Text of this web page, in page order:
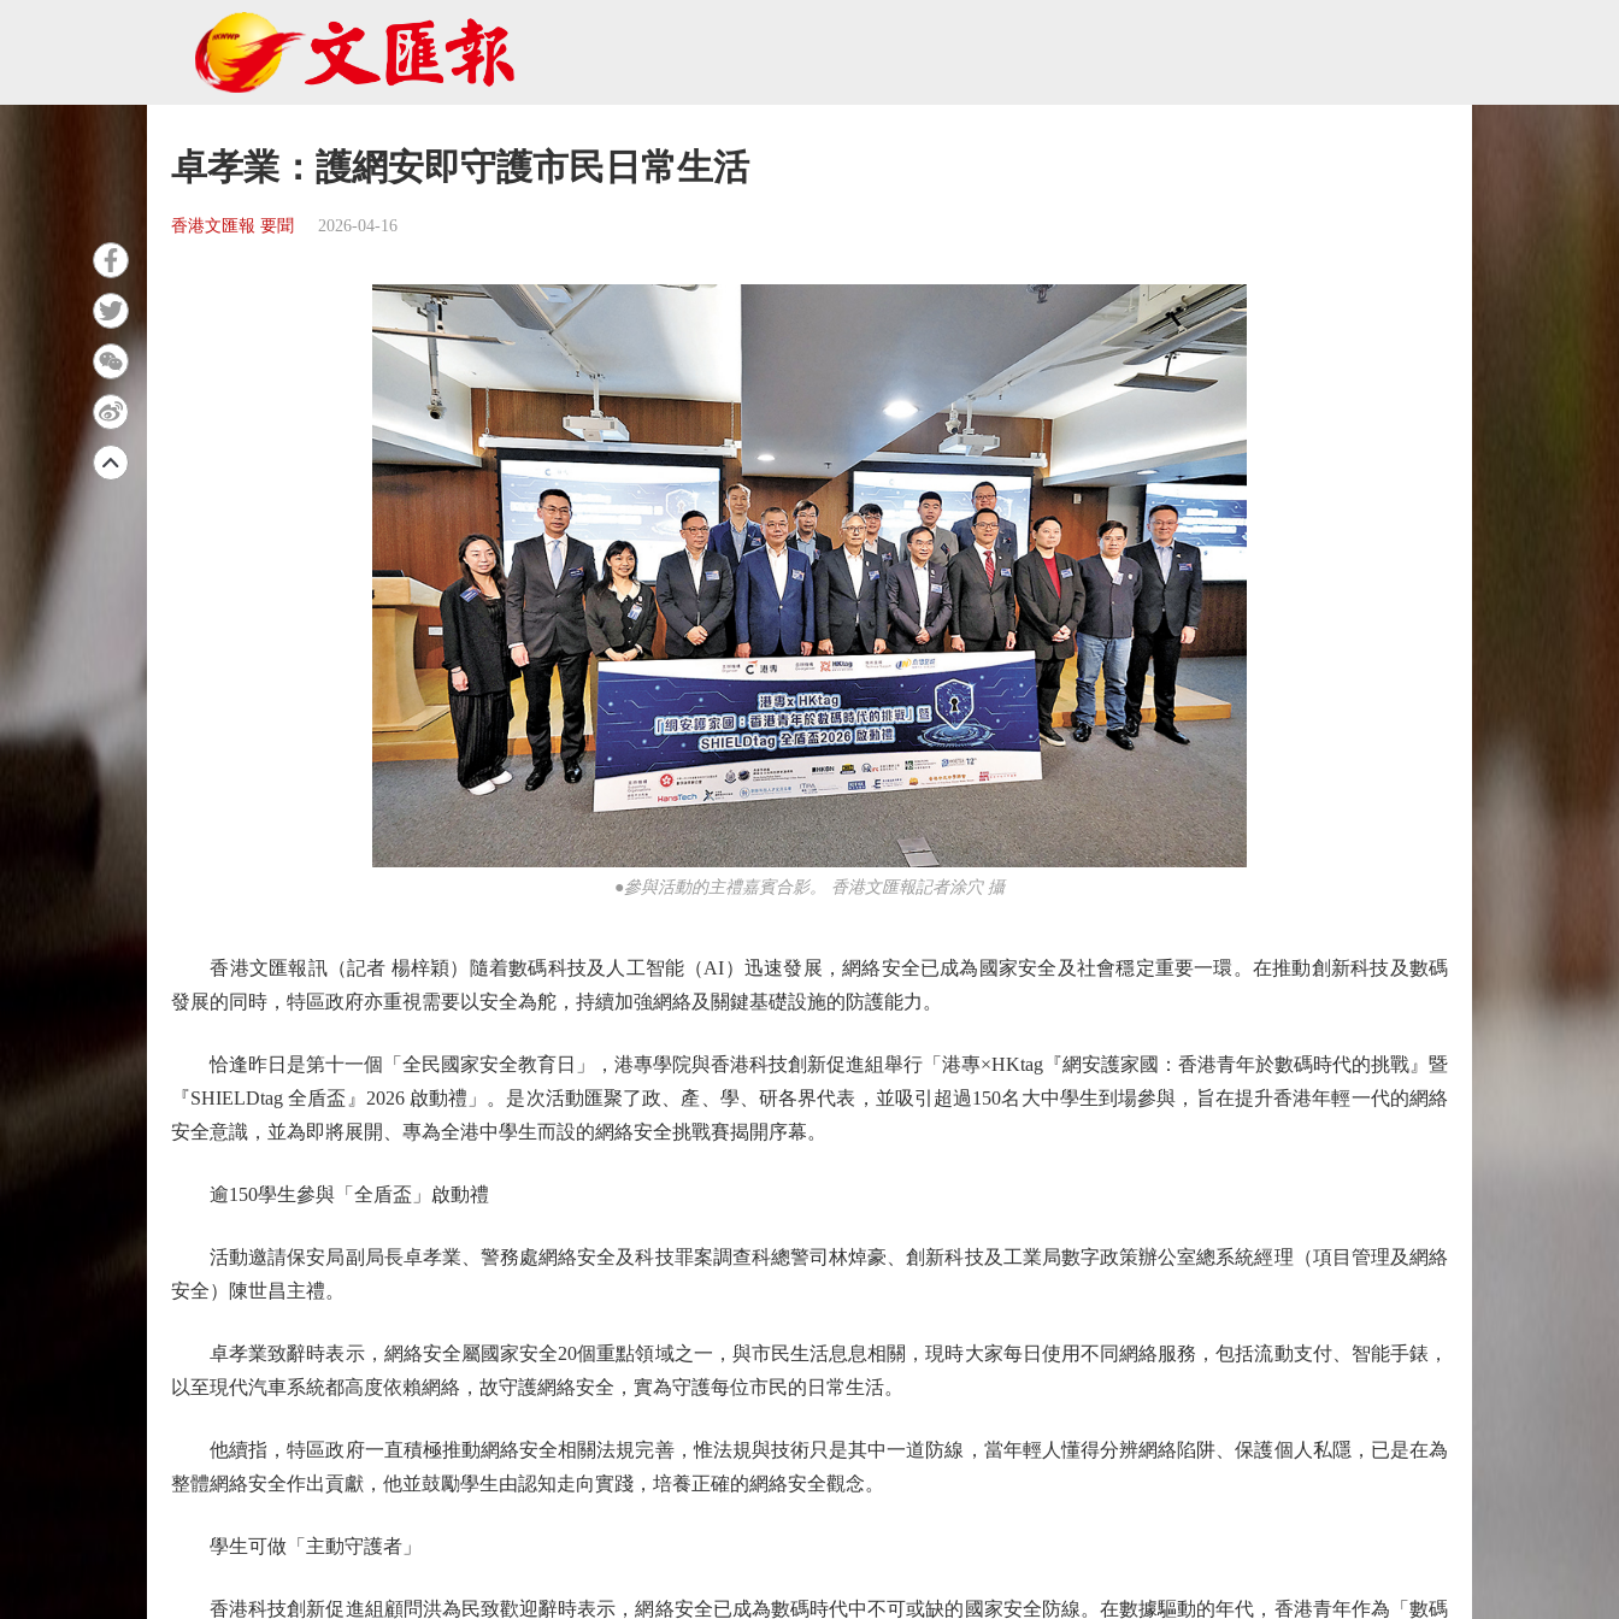
卓孝業：護網安即守護市民日常生活
香港文匯報 要聞 2026-04-16
●參與活動的主禮嘉賓合影。 香港文匯報記者涂穴 攝
香港文匯報訊（記者 楊梓穎）隨着數碼科技及人工智能（AI）迅速發展，網絡安全已成為國家安全及社會穩定重要一環。在推動創新科技及數碼
發展的同時，特區政府亦重視需要以安全為舵，持續加強網絡及關鍵基礎設施的防護能力。
恰逢昨日是第十一個「全民國家安全教育日」，港專學院與香港科技創新促進組舉行「港專×HKtag『網安護家國：香港青年於數碼時代的挑戰』暨
『SHIELDtag 全盾盃』2026 啟動禮」。是次活動匯聚了政、產、學、研各界代表，並吸引超過150名大中學生到場參與，旨在提升香港年輕一代的網絡
安全意識，並為即將展開、專為全港中學生而設的網絡安全挑戰賽揭開序幕。
逾150學生參與「全盾盃」啟動禮
活動邀請保安局副局長卓孝業、警務處網絡安全及科技罪案調查科總警司林焯豪、創新科技及工業局數字政策辦公室總系統經理（項目管理及網絡
安全）陳世昌主禮。
卓孝業致辭時表示，網絡安全屬國家安全20個重點領域之一，與市民生活息息相關，現時大家每日使用不同網絡服務，包括流動支付、智能手錶，
以至現代汽車系統都高度依賴網絡，故守護網絡安全，實為守護每位市民的日常生活。
他續指，特區政府一直積極推動網絡安全相關法規完善，惟法規與技術只是其中一道防線，當年輕人懂得分辨網絡陷阱、保護個人私隱，已是在為
整體網絡安全作出貢獻，他並鼓勵學生由認知走向實踐，培養正確的網絡安全觀念。
學生可做「主動守護者」
香港科技創新促進組顧問洪為民致歡迎辭時表示，網絡安全已成為數碼時代中不可或缺的國家安全防線。在數據驅動的年代，香港青年作為「數碼